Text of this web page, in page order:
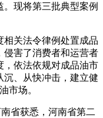
现将第三批典型案例
关法令律例处置成品
侵害了消费者和运营者
，依法依规对成品油市
、从快冲击，建立健
市场。
省获悉，河南省第二